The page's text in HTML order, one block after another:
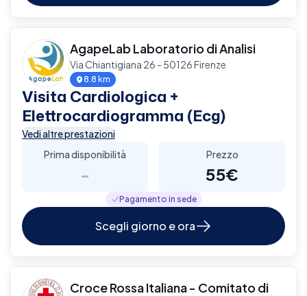
AgapeLab Laboratorio di Analisi
Via Chiantigiana 26 - 50126 Firenze
8.8 km
Visita Cardiologica +
Elettrocardiogramma (Ecg)
Vedi altre prestazioni
Prima disponibilità
-
Prezzo
55€
Pagamento in sede
Scegli giorno e ora
Croce Rossa Italiana - Comitato di